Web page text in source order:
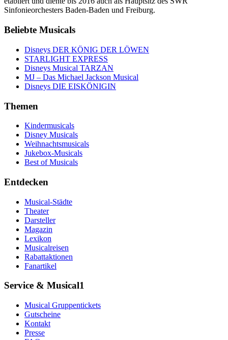
Sinfonieorchesters Baden-Baden und Freiburg.
Beliebte Musicals
Disneys DER KÖNIG DER LÖWEN
STARLIGHT EXPRESS
Disneys Musical TARZAN
MJ – Das Michael Jackson Musical
Disneys DIE EISKÖNIGIN
Themen
Kindermusicals
Disney Musicals
Weihnachtsmusicals
Jukebox-Musicals
Best of Musicals
Entdecken
Musical-Städte
Theater
Darsteller
Magazin
Lexikon
Musicalreisen
Rabattaktionen
Fanartikel
Service & Musical1
Musical Gruppentickets
Gutscheine
Kontakt
Presse